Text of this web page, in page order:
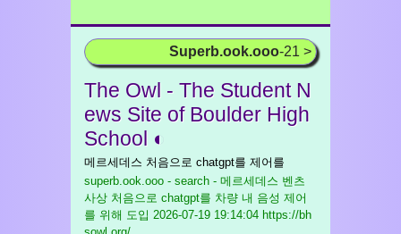
Superb.ook.ooo-21 >
The Owl - The Student N
ews Site of Boulder High
School ◐
메르세데스 처음으로 chatgpt를 제어를
superb.ook.ooo - search - 메르세데스 벤츠
사상 처음으로 chatgpt를 차량 내 음성 제어
를 위해 도입 2026-07-19 19:14:04 https://bh